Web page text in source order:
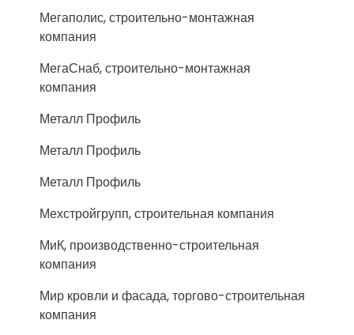
Мегаполис, строительно-монтажная
компания
МегаСнаб, строительно-монтажная
компания
Металл Профиль
Металл Профиль
Металл Профиль
Мехстройгрупп, строительная компания
МиК, производственно-строительная
компания
Мир кровли и фасада, торгово-строительная
компания